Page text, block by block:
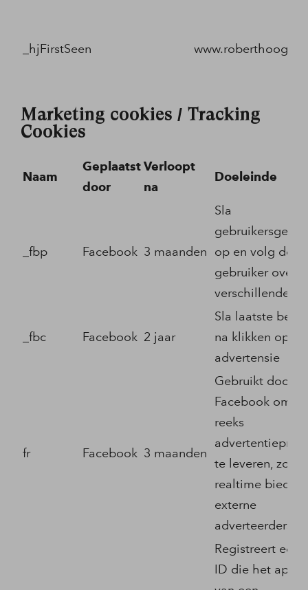
_hjFirstSeen
Marketing cookies / Tracking
Cookies
Naam
Geplaatst
door
Verloopt
na
Doeleinde
_fbp Facebook 3 maanden
Sla
op en volg de
gebruiker over
verschillende
_fbc Facebook 2 jaar
Sla laatste
na klikken op
advertensie
fr Facebook 3 maanden
Gebruikt door
Facebook om
reeks
te leveren, zoals
realtime bieden
externe
adverteerders.
Registreert een
ID die het